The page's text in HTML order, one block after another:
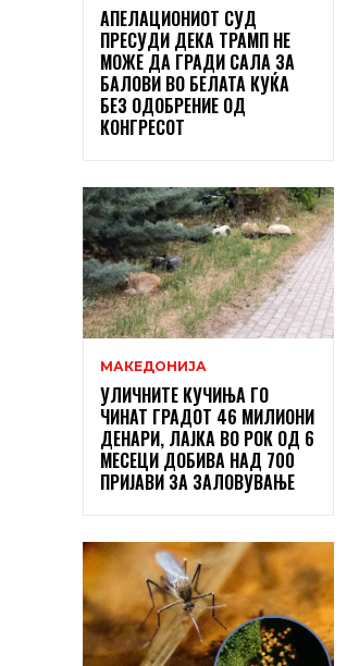
АПЕЛАЦИОНИОТ СУД
ПРЕСУДИ ДЕКА ТРАМП НЕ
МОЖЕ ДА ГРАДИ САЛА ЗА
БАЛОВИ ВО БЕЛАТА КУЌА
БЕЗ ОДОБРЕНИЕ ОД
КОНГРЕСОТ
МАКЕДОНИЈА
УЛИЧНИТЕ КУЧИЊА ГО
ЧИНАТ ГРАДОТ 46 МИЛИОНИ
ДЕНАРИ, ЛАЈКА ВО РОК ОД 6
МЕСЕЦИ ДОБИВА НАД 700
ПРИЈАВИ ЗА ЗАЛОВУВАЊЕ